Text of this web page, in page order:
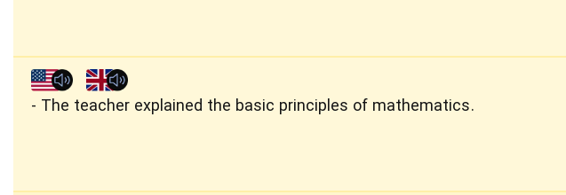
The teacher explained the basic principles of mathematics.